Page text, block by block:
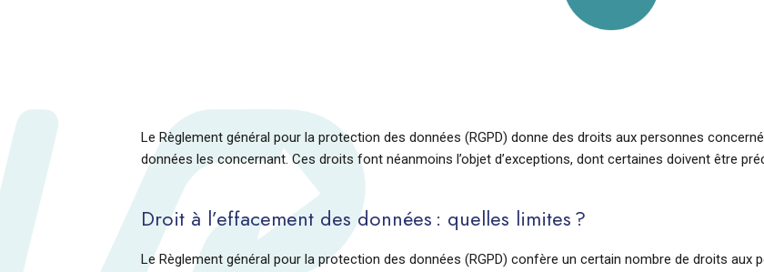
Le Règlement général pour la protection des données (RGPD) donne des droits aux personnes
données les concernant. Ces droits font néanmoins l’objet d’exceptions, dont certaines doivent être
Droit à l’effacement des données : quelles limites ?
Le Règlement général pour la protection des données (RGPD) confère un certain nombre de droits aux